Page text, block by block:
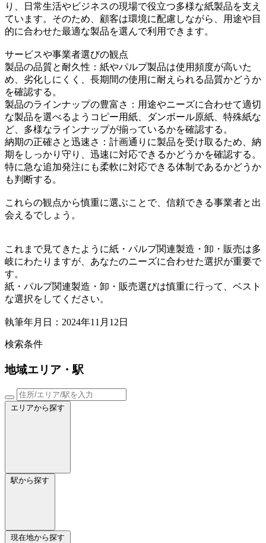
り、日常生活やビジネスの現場で役立つ多様な紙製品を支え
ています。そのため、顧客は環境に配慮しながら、用途や目
的に合わせた最適な製品を選んで利用できます。
サービスや事業者選びの観点
製品の品質と耐久性：紙やパルプ製品は使用頻度が高いた
め、劣化しにくく、長期間の使用に耐えられる品質かどうか
を確認する。
製品のラインナップの豊富さ：用途やニーズに合わせて適切
な製品を選べるようコピー用紙、ダンボール原紙、特殊紙な
ど、多様なラインナップが揃っているかを確認する。
納期の正確さと迅速さ：計画通りに製品を受け取るため、納
期をしっかり守り、迅速に対応できるかどうかを確認する。
特に急な追加発注にも柔軟に対応できる体制であるかどうか
も判断する。
これらの観点から慎重に選ぶことで、信頼できる事業者と出
会えるでしょう。
これまで見てきたように紙・パルプ関連製造・卸・販売は多
岐にわたりますが、あなたのニーズに合わせた選択が重要で
す。
紙・パルプ関連製造・卸・販売選びは慎重に行って、ベスト
な選択をしてください。
執筆年月日：2024年11月12日
検索条件
地域エリア・駅
エリアから探す
駅から探す
現在地から探す